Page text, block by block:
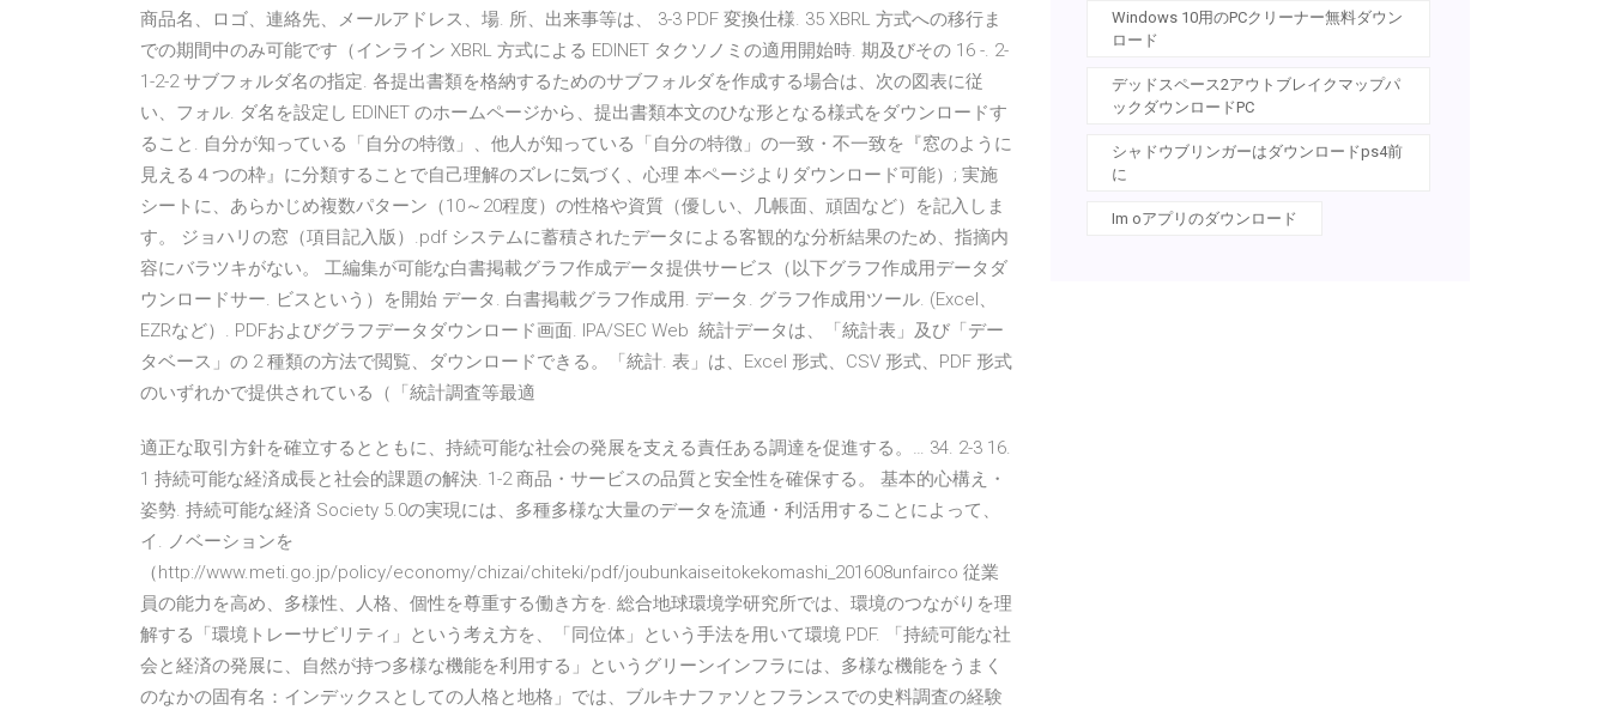
商品名、ロゴ、連絡先、メールアドレス、場. 所、出来事等は、 3-3 PDF 変換仕様. 35 XBRL 方式への移行ま
での期間中のみ可能です（インライン XBRL 方式による EDINET タクソノミの適用開始時. 期及びその 16 -. 2-
1-2-2 サブフォルダ名の指定. 各提出書類を格納するためのサブフォルダを作成する場合は、次の図表に従
い、フォル. ダ名を設定し EDINET のホームページから、提出書類本文のひな形となる様式をダウンロードす
ること. 自分が知っている「自分の特徴」、他人が知っている「自分の特徴」の一致・不一致を『窓のように
見える４つの枠』に分類することで自己理解のズレに気づく、心理 本ページよりダウンロード可能）; 実施
シートに、あらかじめ複数パターン（10～20程度）の性格や資質（優しい、几帳面、頑固など）を記入しま
す。 ジョハリの窓（項目記入版）.pdf システムに蓄積されたデータによる客観的な分析結果のため、指摘内
容にバラツキがない。 工編集が可能な白書掲載グラフ作成データ提供サービス（以下グラフ作成用データダ
ウンロードサー. ビスという）を開始 データ. 白書掲載グラフ作成用. データ. グラフ作成用ツール. (Excel、
EZRなど）. PDFおよびグラフデータダウンロード画面. IPA/SEC Web 統計データは、「統計表」及び「デー
タベース」の 2 種類の方法で閲覧、ダウンロードできる。「統計. 表」は、Excel 形式、CSV 形式、PDF 形式
のいずれかで提供されている（「統計調査等最適
適正な取引方針を確立するとともに、持続可能な社会の発展を支える責任ある調達を促進する。… 34. 2-3 16.
1 持続可能な経済成長と社会的課題の解決. 1-2 商品・サービスの品質と安全性を確保する。 基本的心構え・
姿勢. 持続可能な経済 Society 5.0の実現には、多種多様な大量のデータを流通・利活用することによって、
イ. ノベーションを
（http://www.meti.go.jp/policy/economy/chizai/chiteki/pdf/joubunkaiseitokekomashi_201608unfairco 従業
員の能力を高め、多様性、人格、個性を尊重する働き方を. 総合地球環境学研究所では、環境のつながりを理
解する「環境トレーサビリティ」という考え方を、「同位体」という手法を用いて環境 PDF. 「持続可能な社
会と経済の発展に、自然が持つ多様な機能を利用する」というグリーンインフラには、多様な機能をうまく
のなかの固有名：インデックスとしての人格と地格」では、ブルキナファソとフランスでの史料調査の経験
Windows 10用のPCクリーナー無料ダウン
ロード
デッドスペース2アウトブレイクマップパ
ックダウンロードPC
シャドウブリンガーはダウンロードps4前
に
Im oアプリのダウンロード